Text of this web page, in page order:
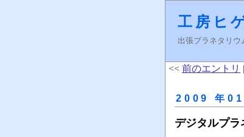
工房ヒ
出張プラネタリ
<< 前のエントリ |
2009 年01
デジタルプラ